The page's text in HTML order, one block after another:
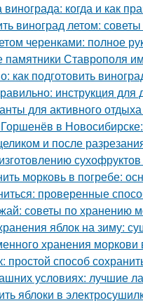
когда и как
виноград летом:
черенками: полное
памятники Ставрополя
как подготовить
инструкция для
для активного
в
и после
сухофруктов
морковь в погребе:
проверенные
советы по хранению
яблок на зиму:
хранения моркови
простой способ
условиях: лучшие
яблоки в